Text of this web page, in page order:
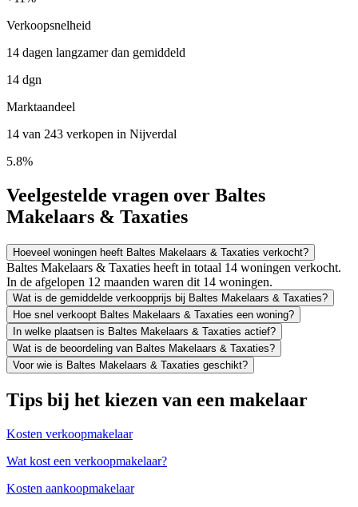
Verkoopsnelheid
14 dagen langzamer dan gemiddeld
14 dgn
Marktaandeel
14 van 243 verkopen in Nijverdal
5.8%
Veelgestelde vragen over Baltes
Makelaars & Taxaties
Hoeveel woningen heeft Baltes Makelaars & Taxaties verkocht?
Baltes Makelaars & Taxaties heeft in totaal 14 woningen verkocht.
In de afgelopen 12 maanden waren dit 14 woningen.
Wat is de gemiddelde verkoopprijs bij Baltes Makelaars & Taxaties?
Hoe snel verkoopt Baltes Makelaars & Taxaties een woning?
In welke plaatsen is Baltes Makelaars & Taxaties actief?
Wat is de beoordeling van Baltes Makelaars & Taxaties?
Voor wie is Baltes Makelaars & Taxaties geschikt?
Tips bij het kiezen van een makelaar
Kosten verkoopmakelaar
Wat kost een verkoopmakelaar?
Kosten aankoopmakelaar